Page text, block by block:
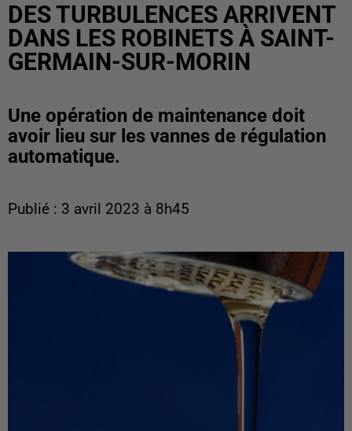
DES TURBULENCES ARRIVENT
DANS LES ROBINETS À SAINT-
GERMAIN-SUR-MORIN
Une opération de maintenance doit
avoir lieu sur les vannes de régulation
automatique.
Publié : 3 avril 2023 à 8h45